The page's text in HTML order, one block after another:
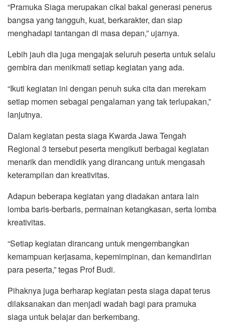
“Pramuka Siaga merupakan cikal bakal generasi penerus
bangsa yang tangguh, kuat, berkarakter, dan siap
menghadapi tantangan di masa depan,” ujarnya.
Lebih jauh dia juga mengajak seluruh peserta untuk selalu
gembira dan menikmati setiap kegiatan yang ada.
“Ikuti kegiatan ini dengan penuh suka cita dan merekam
setiap momen sebagai pengalaman yang tak terlupakan,”
lanjutnya.
Dalam kegiatan pesta siaga Kwarda Jawa Tengah
Regional 3 tersebut peserta mengikuti berbagai kegiatan
menarik dan mendidik yang dirancang untuk mengasah
keterampilan dan kreativitas.
Adapun beberapa kegiatan yang diadakan antara lain
lomba baris-berbaris, permainan ketangkasan, serta lomba
kreativitas.
“Setiap kegiatan dirancang untuk mengembangkan
kemampuan kerjasama, kepemimpinan, dan kemandirian
para peserta,” tegas Prof Budi.
Pihaknya juga berharap kegiatan pesta siaga dapat terus
dilaksanakan dan menjadi wadah bagi para pramuka
siaga untuk belajar dan berkembang.